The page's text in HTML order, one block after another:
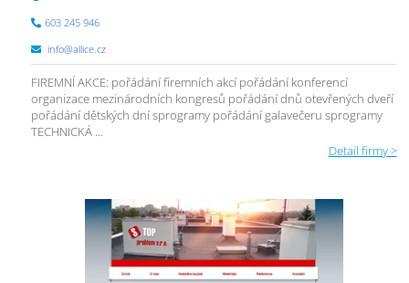
603 245 946
info@allice.cz
FIREMNÍ AKCE: pořádání firemních akcí pořádání konferencí
organizace mezinárodních kongresů pořádání dnů otevřených dveří
pořádání dětských dní sprogramy pořádání galavečeru sprogramy
TECHNICKÁ ...
Detail firmy >